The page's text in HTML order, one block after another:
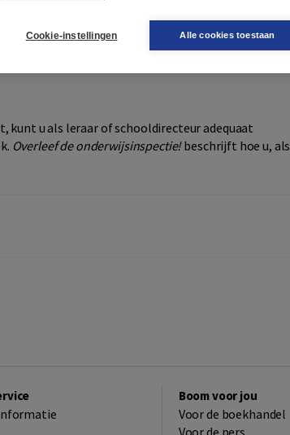
gesprekspartner, maar als een calculerende
Henk van der Weijden en
de werkwijze van de Onderwijsinspectie, en hoe
kunt u als leraar of schooldirecteur adequaat
Overleef de onderwijsinspectie!beschrijft hoe u, als
Boom voor jou
Voor de boekhandel
Voor de pers
Cookie-instellingen Alle cookies toestaan